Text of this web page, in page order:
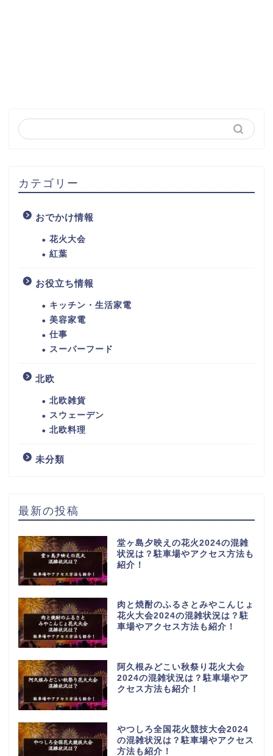
カテゴリー
おでかけ情報
花火大会
紅葉
お役立ち情報
キッチン・生活家電
美容家電
仕事
スーパーフード
北欧
北欧雑貨
スウェーデン
北欧料理
未分類
最新の投稿
堂ヶ島夕映えの花火2024の混雑
状況は？駐車場やアクセス方法も
紹介！
肉と焼酎のふるさとみやこんじょ
花火大会2024の混雑状況は？駐
車場やアクセス方法も紹介！
阿久根みどこい秋祭り花火大会
2024の混雑状況は？駐車場やア
クセス方法も紹介！
やつしろ全国花火競技大会2024
の混雑状況は？駐車場やアクセス
方法も紹介！